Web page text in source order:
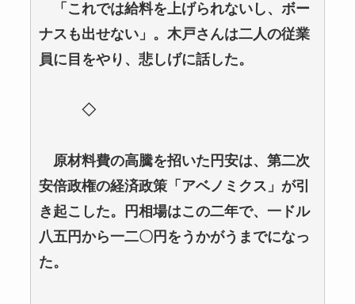
「これでは給料を上げられないし、ボー
ナスも出せない」。木戸さんは二人の従業
員に目をやり、悲しげに話した。
◇
原材料費の高騰を招いた円安は、第二次
安倍政権の経済政策「アベノミクス」が引
き起こした。円相場はこの二年で、一ドル
八五円から一二〇円をうかがうまでになっ
た。